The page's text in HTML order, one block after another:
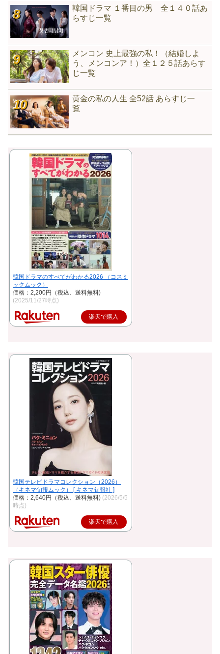
韓国ドラマ １番目の男 全１４０話あ
らすじ一覧
メンコン 史上最強の私！（結婚しよ
う、メンコンア！）全１２５話あらす
じ一覧
黄金の私の人生 全52話 あらすじ一
覧
韓国ドラマのすべてがわかる2026 （コスミ
ックムック）
価格：2,200円（税込、送料無料)
(2025/11/27時点)
楽天で購入
韓国テレビドラマコレクション（2026）
（キネマ旬報ムック） [ キネマ旬報社 ]
価格：2,640円（税込、送料無料) (2026/5/5
時点)
楽天で購入